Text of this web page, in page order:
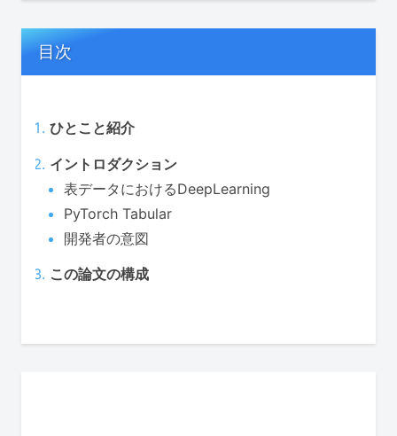
目次
ひとこと紹介
イントロダクション
表データにおけるDeepLearning
PyTorch Tabular
開発者の意図
この論文の構成